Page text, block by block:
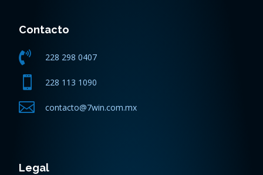
Contacto
 228 298 0407
 228 113 1090
 contacto@7win.com.mx
Legal